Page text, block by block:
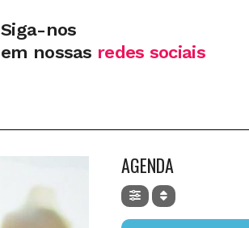
Siga-nos
em nossas redes sociais
AGENDA